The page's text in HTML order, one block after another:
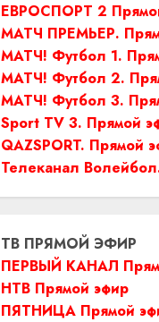
ЕВРОСПОРТ 2
МАТЧ ПРЕМЬЕР.
МАТЧ! Футбол 1.
МАТЧ! Футбол 2.
МАТЧ! Футбол 3.
Sport TV 3. Прямой
QAZSPORT. Прямой
Телеканал
ТВ ПРЯМОЙ ЭФИР
ПЕРВЫЙ КАНАЛ
НТВ Прямой эфир
ПЯТНИЦА Прямой